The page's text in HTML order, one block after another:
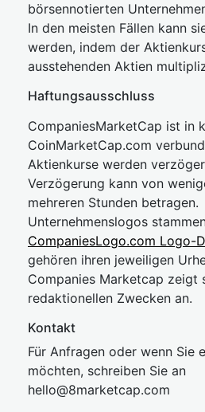
börsennotierten
In den meisten Fällen kann
werden, indem der
ausstehenden Aktien
Haftungsausschluss
CompaniesMarketCap ist in
CoinMarketCap.com
Aktienkurse werden
Verzögerung kann von
mehreren Stunden betragen.
Unternehmenslogos
CompaniesLogo.com Logo-
gehören ihren jeweiligen
Companies Marketcap zeigt
redaktionellen Zwecken an.
Kontakt
Für Anfragen oder wenn Sie
möchten, schreiben Sie an
hello@8marketcap.com